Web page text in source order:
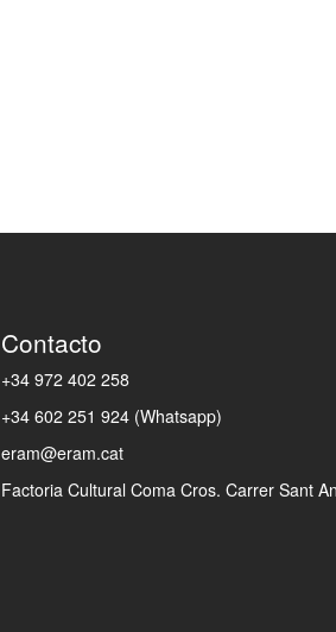
Contacto
+34 972 402 258
+34 602 251 924 (Whatsapp)
eram@eram.cat
Factoria Cultural Coma Cros. Carrer Sant